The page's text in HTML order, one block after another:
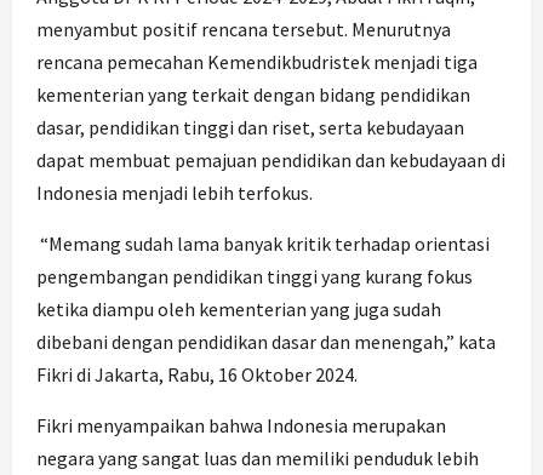
menyambut positif rencana tersebut. Menurutnya
rencana pemecahan Kemendikbudristek menjadi tiga
kementerian yang terkait dengan bidang pendidikan
dasar, pendidikan tinggi dan riset, serta kebudayaan
dapat membuat pemajuan pendidikan dan kebudayaan di
Indonesia menjadi lebih terfokus.
“Memang sudah lama banyak kritik terhadap orientasi
pengembangan pendidikan tinggi yang kurang fokus
ketika diampu oleh kementerian yang juga sudah
dibebani dengan pendidikan dasar dan menengah,” kata
Fikri di Jakarta, Rabu, 16 Oktober 2024.
Fikri menyampaikan bahwa Indonesia merupakan
negara yang sangat luas dan memiliki penduduk lebih